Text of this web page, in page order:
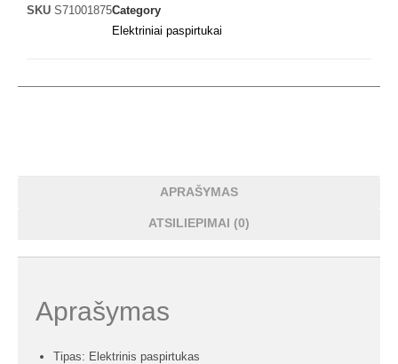
SKU S71001875Category
Elektriniai paspirtukai
APRAŠYMAS
ATSILIEPIMAI (0)
Aprašymas
Tipas: Elektrinis paspirtukas